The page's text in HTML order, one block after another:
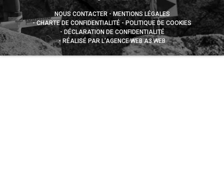
NOUS CONTACTER
MENTIONS LÉGALES
CHARTE DE CONFIDENTIALITÉ
POLITIQUE DE COOKIES
DÉCLARATION DE CONFIDENTIALITÉ
RÉALISÉ PAR L’AGENCE WEB A3 WEB